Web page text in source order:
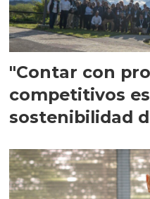
"Contar con
competitivos
sostenibilidad